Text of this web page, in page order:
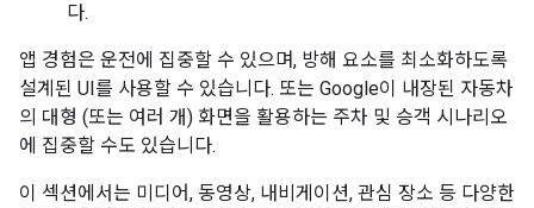
다.
앱 경험은 운전에 집중할 수 있으며, 방해 요소를 최소화하도록
설계된 UI를 사용할 수 있습니다. 또는 Google이 내장된 자동차
의 대형 (또는 여러 개) 화면을 활용하는 주차 및 승객 시나리오
에 집중할 수도 있습니다.
이 섹션에서는 미디어, 동영상, 내비게이션, 관심 장소 등 다양한